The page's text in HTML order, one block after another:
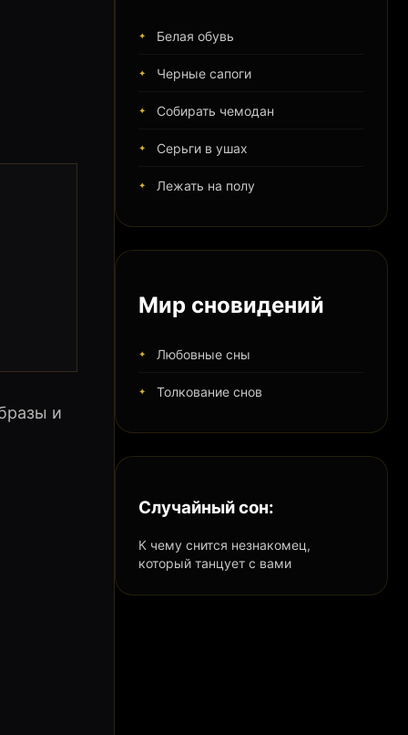
и
Белая обувь
Черные сапоги
Собирать чемодан
Серьги в ушах
Лежать на полу
Мир сновидений
Любовные сны
Толкование снов
Случайный сон:
К чему снится незнакомец,
который танцует с вами